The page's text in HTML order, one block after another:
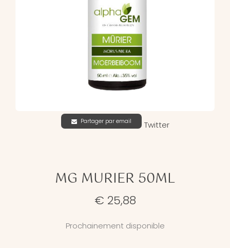
Partager par email Twitter
MG MURIER 50ML
€ 25,88
Prochainement disponible